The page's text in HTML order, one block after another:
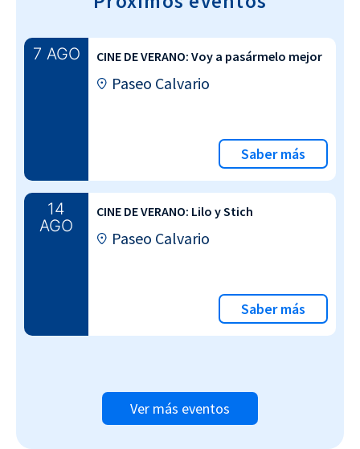
7 AGO CINE DE VERANO: Voy a pasármelo mejor
Paseo Calvario
Saber más
14
AGO
CINE DE VERANO: Lilo y Stich
Paseo Calvario
Saber más
Ver más eventos